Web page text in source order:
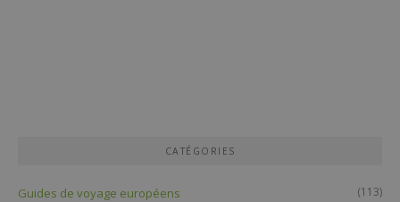
CATÉGORIES
Guides de voyage européens (113)